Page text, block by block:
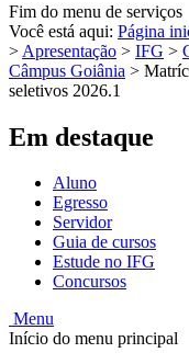
Fim do menu de serviços
Você está aqui: Página
> Apresentação > IFG >
Câmpus Goiânia >
seletivos 2026.1
Em destaque
Aluno
Egresso
Servidor
Guia de cursos
Estude no IFG
Concursos
Menu
Início do menu principal